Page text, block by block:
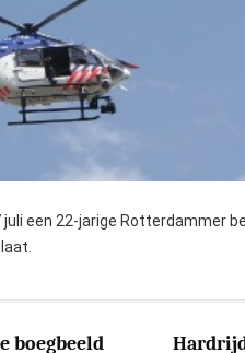
een 22-jarige Rotterdammer
boegbeeld